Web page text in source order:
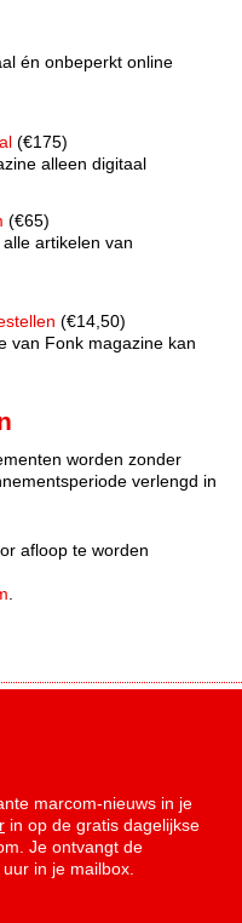
én onbeperkt online
(€175)
alleen digitaal
(€65)
artikelen van
(€14,50)
van Fonk magazine kan
worden zonder
verlengd in
afloop te worden
marcom-nieuws in je
in op de gratis dagelijkse
Je ontvangt de
in je mailbox.